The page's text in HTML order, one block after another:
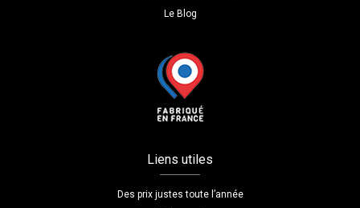
Le Blog
Liens utiles
Des prix justes toute l’année